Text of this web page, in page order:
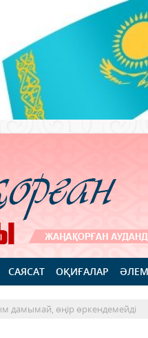
САЯСАТ ОҚИҒАЛАР ӘЛЕМ
дамымай, өңір өркендемейді